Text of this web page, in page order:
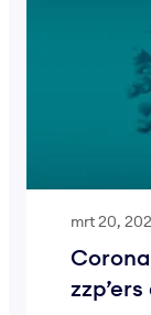
mrt 20,